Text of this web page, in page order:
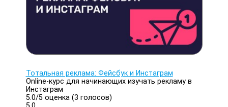
Тотальная реклама: Фейсбук и Инстаграм
Online-курс для начинающих изучать рекламу в
Инстаграм
5.0/5оценка (3 голосов)